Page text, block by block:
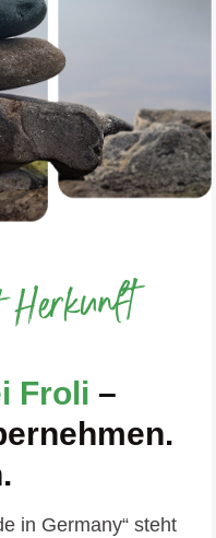
Froli –
in Germany“ steht